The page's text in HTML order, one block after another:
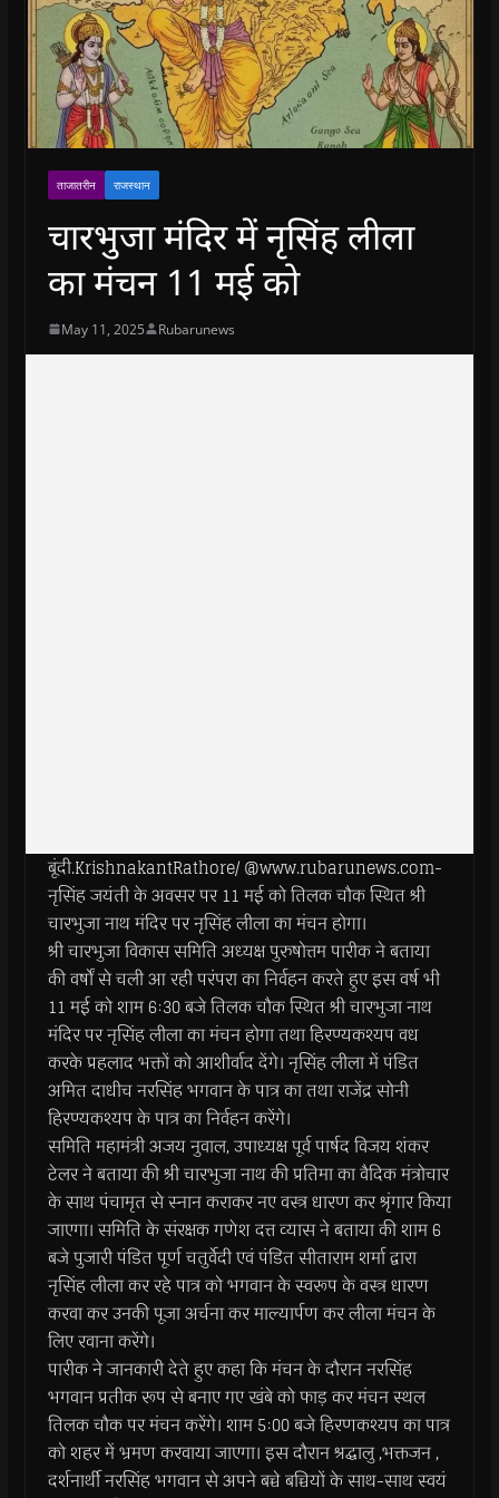
ताजातरीन राजस्थान
चारभुजा मंदिर में नृसिंह लीला
का मंचन 11 मई को
May 11, 2025 Rubarunews
बूंदी.KrishnakantRathore/ @www.rubarunews.com-
नृसिंह जयंती के अवसर पर 11 मई को तिलक चौक स्थित श्री
चारभुजा नाथ मंदिर पर नृसिंह लीला का मंचन होगा।
श्री चारभुजा विकास समिति अध्यक्ष पुरुषोत्तम पारीक ने बताया
की वर्षों से चली आ रही परंपरा का निर्वहन करते हुए इस वर्ष भी
11 मई को शाम 6ः30 बजे तिलक चौक स्थित श्री चारभुजा नाथ
मंदिर पर नृसिंह लीला का मंचन होगा तथा हिरण्यकश्यप वध
करके प्रहलाद भक्तों को आशीर्वाद देंगे। नृसिंह लीला में पंडित
अमित दाधीच नरसिंह भगवान के पात्र का तथा राजेंद्र सोनी
हिरण्यकश्यप के पात्र का निर्वहन करेंगे।
समिति महामंत्री अजय नुवाल, उपाध्यक्ष पूर्व पार्षद विजय शंकर
टेलर ने बताया की श्री चारभुजा नाथ की प्रतिमा का वैदिक मंत्रोचार
के साथ पंचामृत से स्नान कराकर नए वस्त्र धारण कर श्रृंगार किया
जाएगा। समिति के संरक्षक गणेश दत्त व्यास ने बताया की शाम 6
बजे पुजारी पंडित पूर्ण चतुर्वेदी एवं पंडित सीताराम शर्मा द्वारा
नृसिंह लीला कर रहे पात्र को भगवान के स्वरूप के वस्त्र धारण
करवा कर उनकी पूजा अर्चना कर माल्यार्पण कर लीला मंचन के
लिए रवाना करेंगे।
पारीक ने जानकारी देते हुए कहा कि मंचन के दौरान नरसिंह
भगवान प्रतीक रूप से बनाए गए खंबे को फाड़ कर मंचन स्थल
तिलक चौक पर मंचन करेंगे। शाम 5ः00 बजे हिरणकश्यप का पात्र
को शहर में भ्रमण करवाया जाएगा। इस दौरान श्रद्धालु ,भक्तजन ,
दर्शनार्थी नरसिंह भगवान से अपने बच्चे बच्चियों के साथ-साथ स्वयं